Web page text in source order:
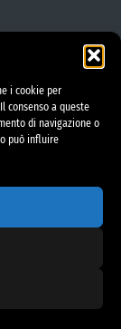
i cookie per
consenso a queste
di navigazione o
può influire